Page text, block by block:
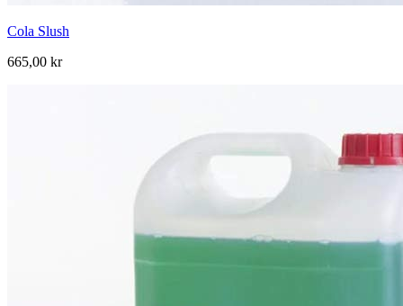
Cola Slush
665,00 kr